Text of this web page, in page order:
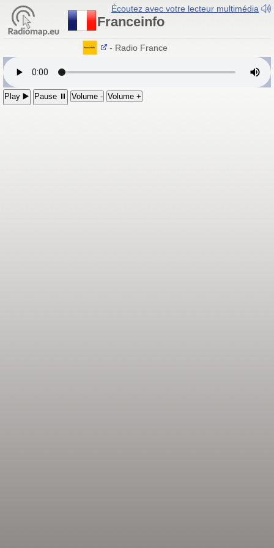
Écoutez avec votre lecteur multimédia
Franceinfo
Franceinfo - Radio France
Play ▶️ Pause ⏸ Volume - Volume +